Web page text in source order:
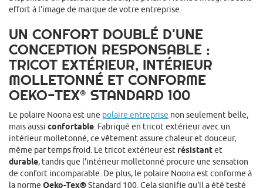
effort à l'image de marque de votre entreprise.
UN CONFORT DOUBLÉ D'UNE
CONCEPTION RESPONSABLE :
TRICOT EXTÉRIEUR, INTÉRIEUR
MOLLETONNÉ ET CONFORME
OEKO-TEX® STANDARD 100
Le polaire Noona est une polaire entreprise non seulement belle,
mais aussi confortable . Fabriqué en tricot extérieur avec un
intérieur molletonné, ce vêtement assure chaleur et douceur,
même par temps froid. Le tricot extérieur est résistantet
durable, tandis que l'intérieur molletonné procure une sensation
de confort incomparable. De plus, le polaire Noona est conforme à
la norme Oeko-Tex®Standard 100. Cela signifie qu'il a été testé